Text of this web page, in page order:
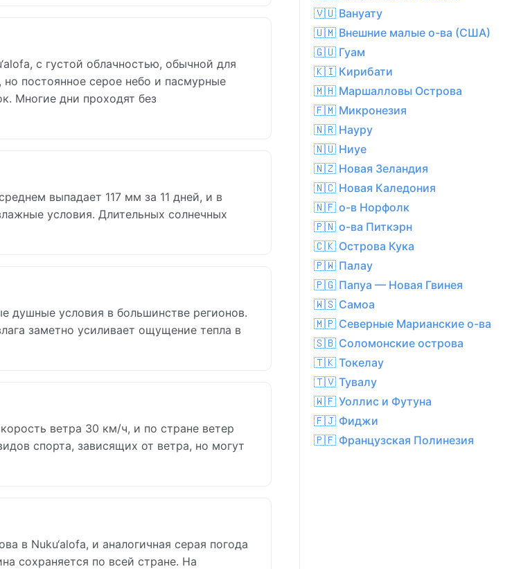
с густой облачностью, обычной для
постоянное серое небо и пасмурные
Многие дни проходят без
выпадает 117 мм за 11 дней, и в
условия. Длительных солнечных
душные условия в большинстве регионов.
заметно усиливает ощущение тепла в
ветра 30 км/ч, и по стране ветер
спорта, зависящих от ветра, но могут
в Nuku‘alofa, и аналогичная серая погода
сохраняется по всей стране. На
🇻🇺 Вануату
🇺🇲 Внешние малые о-ва (США)
🇬🇺 Гуам
🇰🇮 Кирибати
🇲🇭 Маршалловы Острова
🇫🇲 Микронезия
🇳🇷 Науру
🇳🇺 Ниуе
🇳🇿 Новая Зеландия
🇳🇨 Новая Каледония
🇳🇫 о-в Норфолк
🇵🇳 о-ва Питкэрн
🇨🇰 Острова Кука
🇵🇼 Палау
🇵🇬 Папуа — Новая Гвинея
🇼🇸 Самоа
🇲🇵 Северные Марианские о-ва
🇸🇧 Соломонские острова
🇹🇰 Токелау
🇹🇻 Тувалу
🇼🇫 Уоллис и Футуна
🇫🇯 Фиджи
🇵🇫 Французская Полинезия